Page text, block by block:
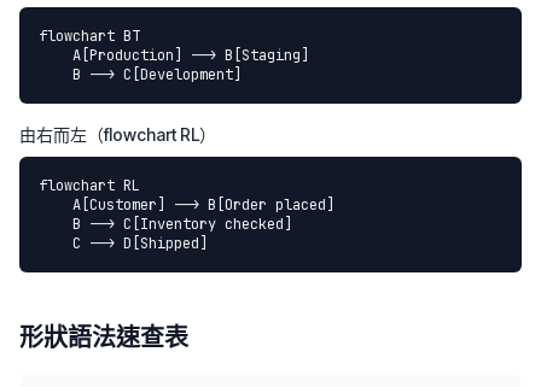
flowchart BT
    A[Production] --> B[Staging]
    B --> C[Development]
由右而左（flowchart RL）
flowchart RL
    A[Customer] --> B[Order placed]
    B --> C[Inventory checked]
    C --> D[Shipped]
形狀語法速查表